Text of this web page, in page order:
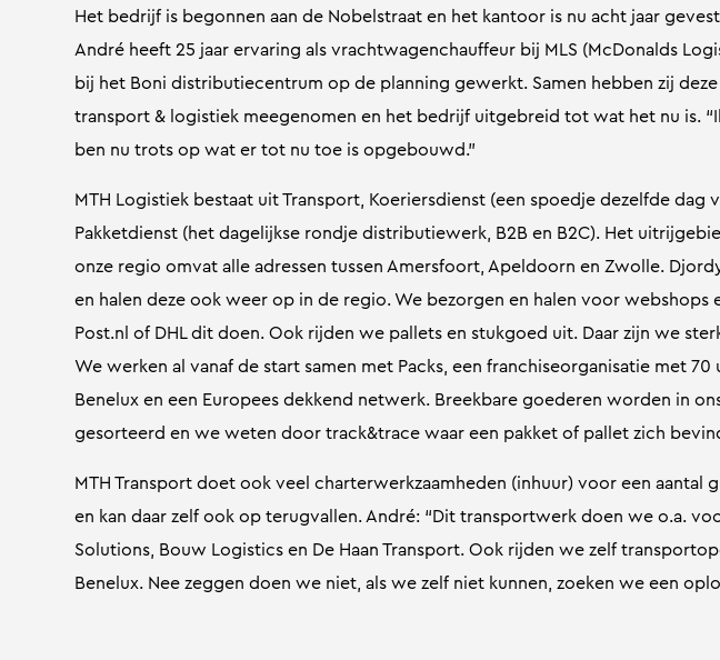
Het bedrijf is begonnen aan de Nobelstraat en het kantoor is nu acht jaar
André heeft 25 jaar ervaring als vrachtwagenchauffeur bij MLS (McDonalds
bij het Boni distributiecentrum op de planning gewerkt. Samen hebben zij
transport & logistiek meegenomen en het bedrijf uitgebreid tot wat het nu is.
ben nu trots op wat er tot nu toe is opgebouwd.”
MTH Logistiek bestaat uit Transport, Koeriersdienst (een spoedje dezelfde dag
Pakketdienst (het dagelijkse rondje distributiewerk, B2B en B2C). Het
onze regio omvat alle adressen tussen Amersfoort, Apeldoorn en Zwolle.
en halen deze ook weer op in de regio. We bezorgen en halen voor webshops
Post.nl of DHL dit doen. Ook rijden we pallets en stukgoed uit. Daar zijn we
We werken al vanaf de start samen met Packs, een franchiseorganisatie met
Benelux en een Europees dekkend netwerk. Breekbare goederen worden in
gesorteerd en we weten door track&trace waar een pakket of pallet zich
MTH Transport doet ook veel charterwerkzaamheden (inhuur) voor een aantal
en kan daar zelf ook op terugvallen. André: “Dit transportwerk doen we o.a.
Solutions, Bouw Logistics en De Haan Transport. Ook rijden we zelf
Benelux. Nee zeggen doen we niet, als we zelf niet kunnen, zoeken we een